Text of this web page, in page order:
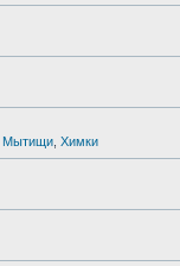
Мытищи Химки